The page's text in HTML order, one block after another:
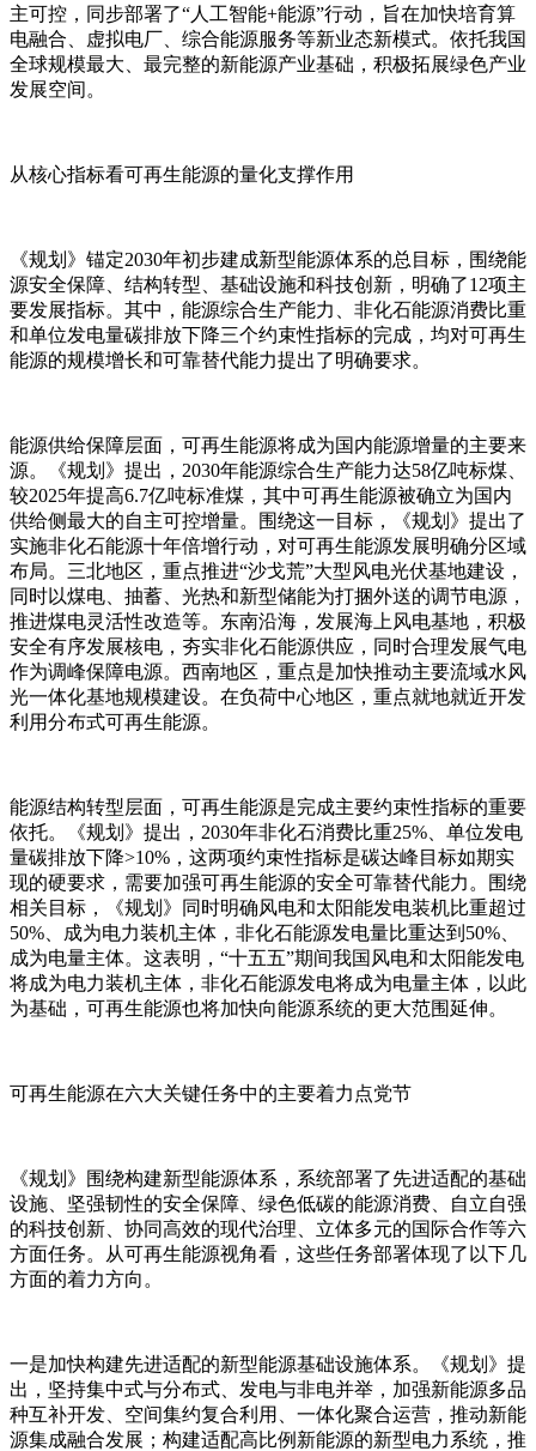
主可控，同步部署了“人工智能+能源”行动，旨在加快培育算
电融合、虚拟电厂、综合能源服务等新业态新模式。依托我国
全球规模最大、最完整的新能源产业基础，积极拓展绿色产业
发展空间。
从核心指标看可再生能源的量化支撑作用
《规划》锚定2030年初步建成新型能源体系的总目标，围绕能
源安全保障、结构转型、基础设施和科技创新，明确了12项主
要发展指标。其中，能源综合生产能力、非化石能源消费比重
和单位发电量碳排放下降三个约束性指标的完成，均对可再生
能源的规模增长和可靠替代能力提出了明确要求。
能源供给保障层面，可再生能源将成为国内能源增量的主要来
源。《规划》提出，2030年能源综合生产能力达58亿吨标煤、
较2025年提高6.7亿吨标准煤，其中可再生能源被确立为国内
供给侧最大的自主可控增量。围绕这一目标，《规划》提出了
实施非化石能源十年倍增行动，对可再生能源发展明确分区域
布局。三北地区，重点推进“沙戈荒”大型风电光伏基地建设，
同时以煤电、抽蓄、光热和新型储能为打捆外送的调节电源，
推进煤电灵活性改造等。东南沿海，发展海上风电基地，积极
安全有序发展核电，夯实非化石能源供应，同时合理发展气电
作为调峰保障电源。西南地区，重点是加快推动主要流域水风
光一体化基地规模建设。在负荷中心地区，重点就地就近开发
利用分布式可再生能源。
能源结构转型层面，可再生能源是完成主要约束性指标的重要
依托。《规划》提出，2030年非化石消费比重25%、单位发电
量碳排放下降>10%，这两项约束性指标是碳达峰目标如期实
现的硬要求，需要加强可再生能源的安全可靠替代能力。围绕
相关目标，《规划》同时明确风电和太阳能发电装机比重超过
50%、成为电力装机主体，非化石能源发电量比重达到50%、
成为电量主体。这表明，“十五五”期间我国风电和太阳能发电
将成为电力装机主体，非化石能源发电将成为电量主体，以此
为基础，可再生能源也将加快向能源系统的更大范围延伸。
可再生能源在六大关键任务中的主要着力点党节
《规划》围绕构建新型能源体系，系统部署了先进适配的基础
设施、坚强韧性的安全保障、绿色低碳的能源消费、自立自强
的科技创新、协同高效的现代治理、立体多元的国际合作等六
方面任务。从可再生能源视角看，这些任务部署体现了以下几
方面的着力方向。
一是加快构建先进适配的新型能源基础设施体系。《规划》提
出，坚持集中式与分布式、发电与非电并举，加强新能源多品
种互补开发、空间集约复合利用、一体化聚合运营，推动新能
源集成融合发展；构建适配高比例新能源的新型电力系统，推